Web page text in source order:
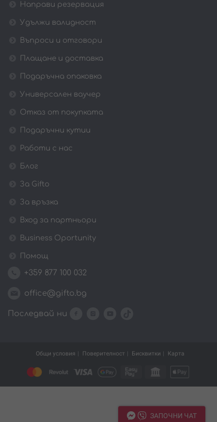
Направи резервация
Удължи валидност
Въпроси и отговори
Плащане и доставка
Подаръчна опаковка
Универсален ваучер
Отказ от покупката
Подаръчни кутии
Работи с нас
Блог
За Gifto
За връзка
Вход за партньори
Business Oportunity
Помощ
+359 877 100 032
office@gifto.bg
Последвай ни
Общи условия Поверителност Бисквитки Карта
ЗАПОЧНИ ЧАТ